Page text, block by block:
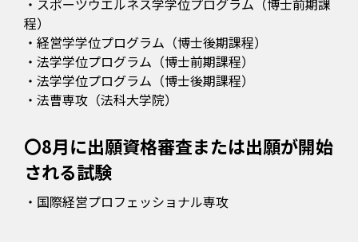
・スポーツウエルネス学学位プログラム（博士前期課
程）
・経営学学位プログラム（博士後期課程）
・法学学位プログラム（博士前期課程）
・法学学位プログラム（博士後期課程）
・法曹専攻（法科大学院）
〇8月に出願資格審査または出願が開始
される試験
・国際経営プロフェッショナル専攻